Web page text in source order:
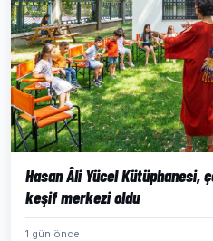
Hasan Âli Yücel Kütüphanesi,
keşif merkezi oldu
1 gün önce